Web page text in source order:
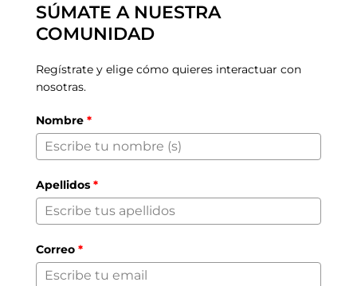
SÚMATE A NUESTRA
COMUNIDAD
Regístrate y elige cómo quieres interactuar con
nosotras.
Nombre *
Apellidos *
Correo *